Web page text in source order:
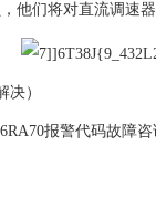
他们将对直流调速
）
报警代码故障